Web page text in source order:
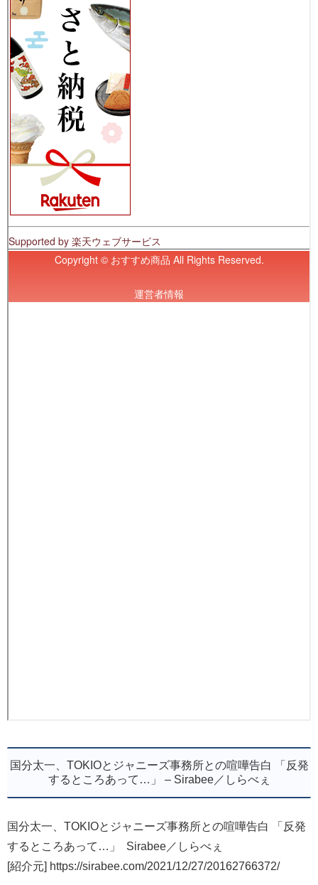
国分太一、TOKIOとジャニーズ事務所との喧嘩告白 「反発
するところあって…」 – Sirabee／しらべぇ
国分太一、TOKIOとジャニーズ事務所との喧嘩告白 「反発
するところあって…」 Sirabee／しらべぇ
[紹介元] https://sirabee.com/2021/12/27/20162766372/